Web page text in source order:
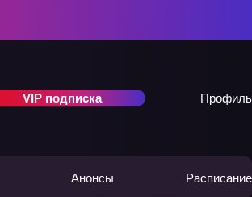
VIP подписка Профиль
Анонсы Расписание